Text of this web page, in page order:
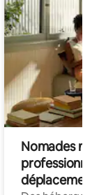
Nomades
déplacement